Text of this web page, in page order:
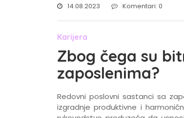
14.08.2023 Komentari: 0
Karijera
Zbog čega su
zaposlenima?
Redovni poslovni sastanci sa
izgradnje produktivne i